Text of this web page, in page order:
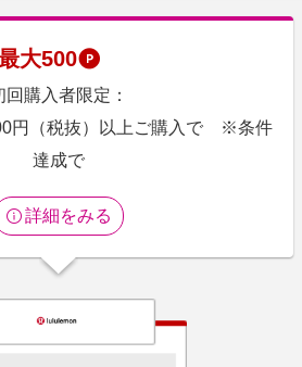
約
ード分割払い
ペーン
大500
回購入者限定：
円（税抜）以上ご購入で ※条件
達成で
詳細をみる